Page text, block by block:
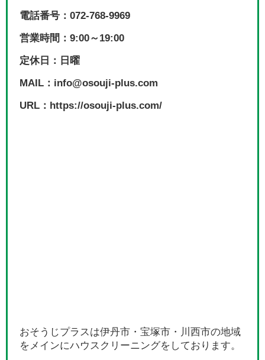
電話番号：072-768-9969
営業時間：9:00～19:00
定休日：日曜
MAIL：info@osouji-plus.com
URL：https://osouji-plus.com/
おそうじプラスは伊丹市・宝塚市・川西市の地域
をメインにハウスクリーニングをしております。